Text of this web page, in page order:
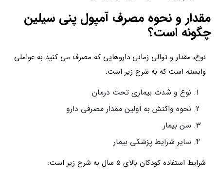
مقدار و نحوه مصرف آمپول پنی سیلین
چگونه است؟
نوع، مقدار و توالی زمانی داروهایی که مصرف می کنید به عواملی
وابسته است که به شرح زیر است:
نوع و شدت بیماری تحت درمان
نحوه واکنش به اولین مقدار مصرفی دارو
سن بیمار
سایر شرایط پزشکی بیمار
شرایط استفاده کودکان بالای 5 سال به شرح زیر است: